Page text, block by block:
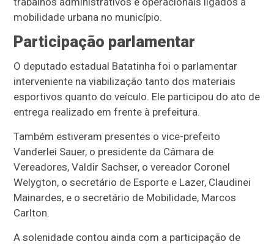
mobilidade urbana no município.
Participação parlamentar
O deputado estadual Batatinha foi o parlamentar
interveniente na viabilização tanto dos materiais
esportivos quanto do veículo. Ele participou do ato de
entrega realizado em frente à prefeitura.
Também estiveram presentes o vice-prefeito
Vanderlei Sauer, o presidente da Câmara de
Vereadores, Valdir Sachser, o vereador Coronel
Welygton, o secretário de Esporte e Lazer, Claudinei
Mainardes, e o secretário de Mobilidade, Marcos
Carlton.
A solenidade contou ainda com a participação de